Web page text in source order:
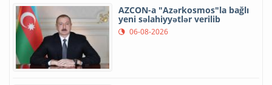
AZCON-a "Azərkosmos"la bağlı
yeni səlahiyyətlər verilib
06-08-2026